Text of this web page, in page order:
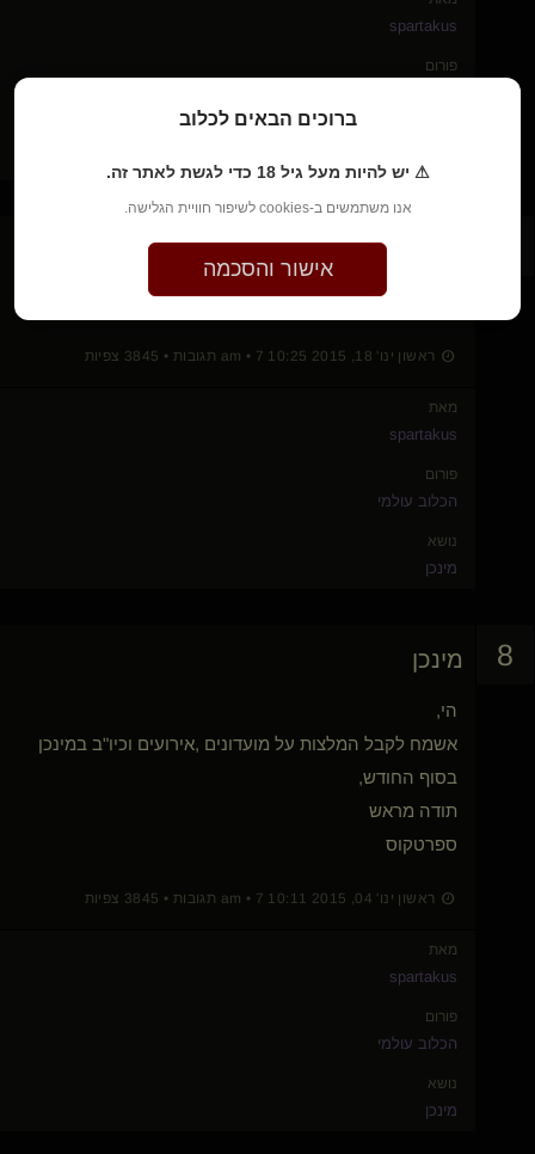
spartakus
פורום
תודה רבה
ראשון ינו' 18, 2015 10:25 am • 7 תגובות • 3845 צפיות
מאת
spartakus
פורום
הכלוב עולמי
נושא
מינכן
8 מינכן
הי,
אשמח לקבל המלצות על מועדונים ,אירועים וכיו"ב במינכן
בסוף החודש,
תודה מראש
ספרטקוס
ראשון ינו' 04, 2015 10:11 am • 7 תגובות • 3845 צפיות
מאת
spartakus
פורום
הכלוב עולמי
נושא
מינכן
ברוכים הבאים לכלוב
⚠ יש להיות מעל גיל 18 כדי לגשת לאתר זה.
אנו משתמשים ב-cookies לשיפור חוויית הגלישה.
אישור והסכמה